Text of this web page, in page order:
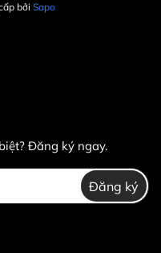
bởi Sapo
Đăng ký ngay.
Đăng ký